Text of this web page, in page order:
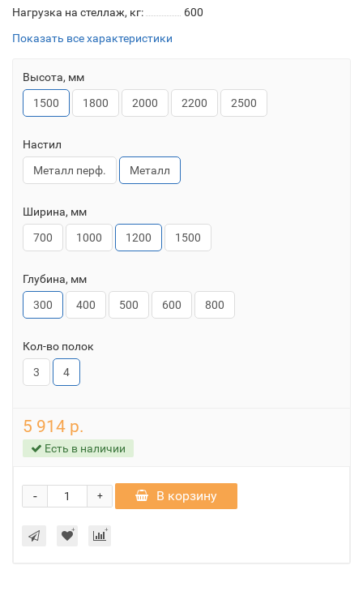
Нагрузка на стеллаж, кг:
600
Показать все характеристики
Высота, мм
1500
1800 2000 2200 2500
Настил
Металл перф.
Металл
Ширина, мм
700
1000 1200 1500
Глубина, мм
300
400 500 600 800
Кол-во полок
3
4
5 914 р.
Есть в наличии
+
- В корзину